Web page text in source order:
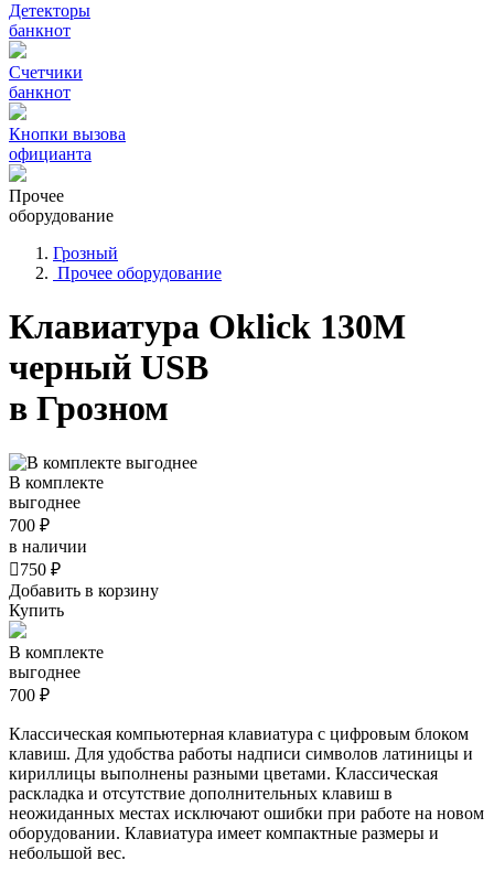
Детекторы
банкнот
Счетчики
банкнот
Кнопки вызова
официанта
Прочее
оборудование
Грозный
Прочее оборудование
Клавиатура Oklick 130M
черный USB
в Грозном
В комплекте
выгоднее
700 ₽
в наличии
750 ₽
Добавить в корзину
Купить
В комплекте
выгоднее
700 ₽
Классическая компьютерная клавиатура с цифровым блоком
клавиш. Для удобства работы надписи символов латиницы и
кириллицы выполнены разными цветами. Классическая
раскладка и отсутствие дополнительных клавиш в
неожиданных местах исключают ошибки при работе на новом
оборудовании. Клавиатура имеет компактные размеры и
небольшой вес.